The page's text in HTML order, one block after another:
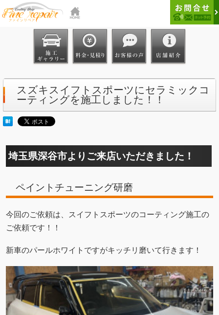
スズキスイフトスポーツにセラミックコ
ーティングを施工しました！！
埼玉県深谷市よりご来店いただきました！
ペイントチューニング研磨
今回のご依頼は、スイフトスポーツのコーティング施工の
ご依頼です！！
新車のパールホワイトですがキッチリ磨いて行きます！